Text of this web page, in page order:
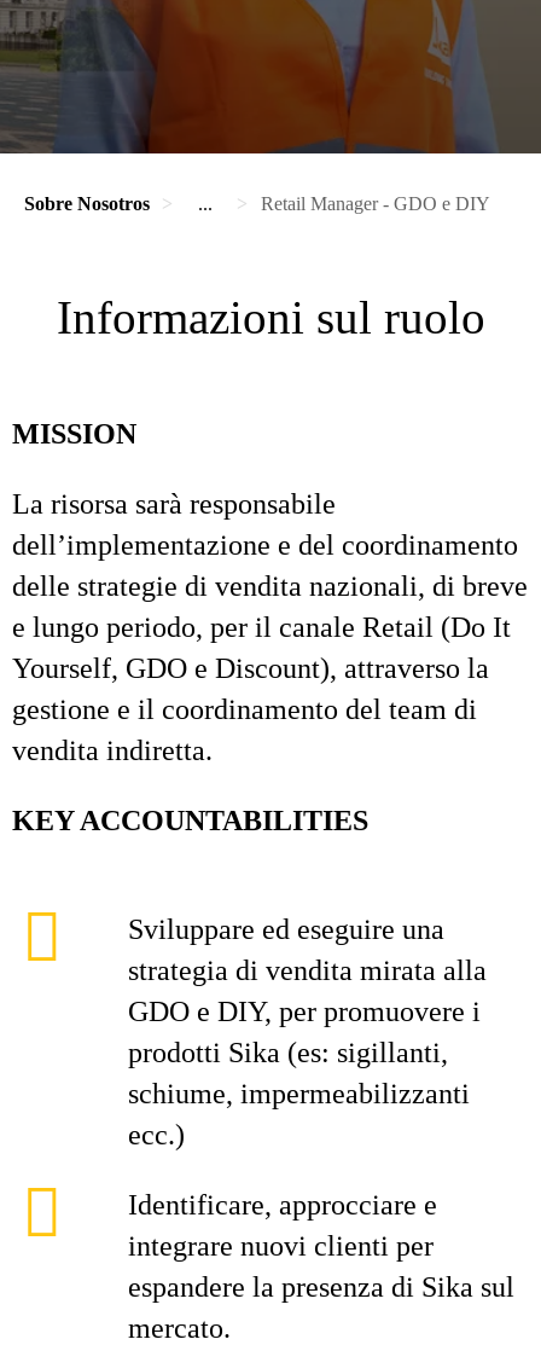
Sobre Nosotros ... Retail Manager - GDO e DIY
Informazioni sul ruolo
MISSION
La risorsa sarà responsabile
dell’implementazione e del coordinamento
delle strategie di vendita nazionali, di breve
e lungo periodo, per il canale Retail (Do It
Yourself, GDO e Discount), attraverso la
gestione e il coordinamento del team di
vendita indiretta.
KEY ACCOUNTABILITIES
Sviluppare ed eseguire una
strategia di vendita mirata alla
GDO e DIY, per promuovere i
prodotti Sika (es: sigillanti,
schiume, impermeabilizzanti
ecc.)
Identificare, approcciare e
integrare nuovi clienti per
espandere la presenza di Sika sul
mercato.